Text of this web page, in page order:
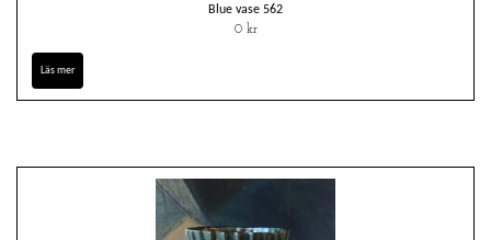
Blue vase 562
0 kr
Läs mer